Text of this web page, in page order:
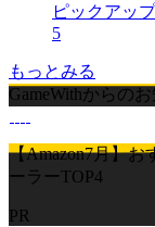
ピックアッ
5
もっとみる
GameWithからの
【Amazon7月】
ーラーTOP4
PR